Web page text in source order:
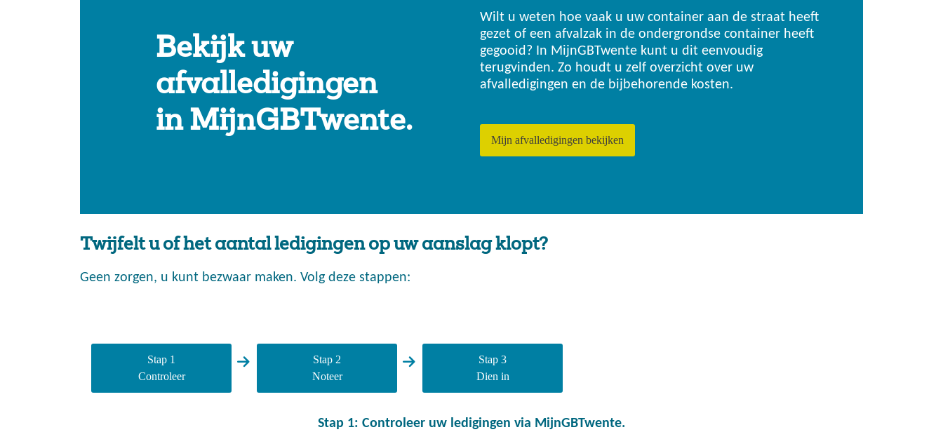
Bekijk uw
afvalledigingen
in MijnGBTwente.
Wilt u weten hoe vaak u uw container aan de straat heeft
gezet of een afvalzak in de ondergrondse container heeft
gegooid? In MijnGBTwente kunt u dit eenvoudig
terugvinden. Zo houdt u zelf overzicht over uw
afvalledigingen en de bijbehorende kosten.
Mijn afvalledigingen bekijken
Twijfelt u of het aantal ledigingen op uw aanslag klopt?
Geen zorgen, u kunt bezwaar maken. Volg deze stappen:
Stap 1
Controleer
Stap 2
Noteer
Stap 3
Dien in
Stap 1: Controleer uw ledigingen via MijnGBTwente.